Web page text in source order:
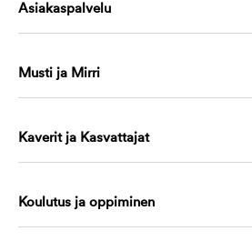
Asiakaspalvelu
Musti ja Mirri
Kaverit ja Kasvattajat
Koulutus ja oppiminen